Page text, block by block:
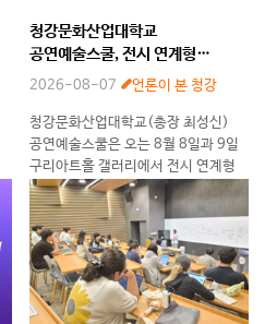
청강문화산업대학교
공연예술스쿨, 전시 연계형
이머시브 연극 ‘디 옥션(The
2026-08-07 언론이 본 청강
청강문화산업대학교(총장 최성신)
공연예술스쿨은 오는 8월 8일과 9일
구리아트홀 갤러리에서 전시 연계형
이머시브 연극 ‘디 옥션(The
Auction)’을 선보인다.
한국문화예술위원회의 ‘2026
예술대학의 예비예술인
현장연계지원’ 사업의 일환으로
제작된